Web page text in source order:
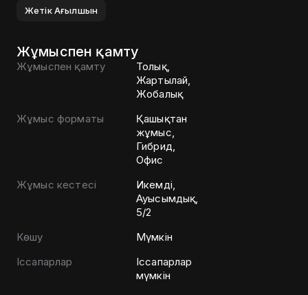
Жетік Ағылшын
Жұмыспен қамту
Жұмыспен қамту
Толық,
Жартылай,
Жобалық
Жұмыс форматы
Қашықтан
жұмыс,
Гибрид,
Офис
Жұмыс кестесі
Икемді,
Ауысымдық,
5/2
Көшу
Мүмкін
Іссапарлар
Іссапарлар
мүмкін